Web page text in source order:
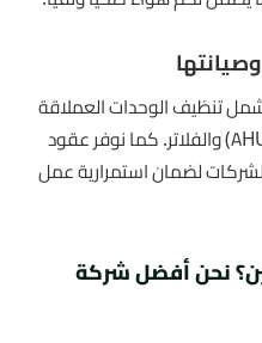
تنظيف الوحدات العملاقة
لضمان استمرارية عمل
نحن أفضل شركة